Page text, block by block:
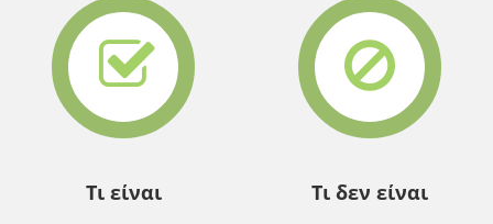
Τι είναι
Τι δεν είναι